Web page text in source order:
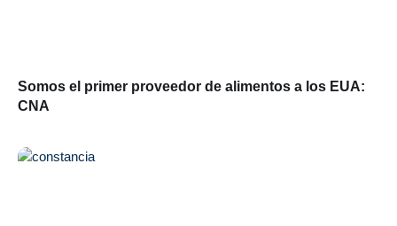
Somos el primer proveedor de alimentos a los EUA:
CNA